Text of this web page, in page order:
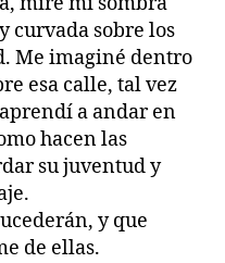
curvada sobre los
Me imaginé dentro
esa calle, tal vez
a andar en
hacen las
su juventud y
y que
de ellas.